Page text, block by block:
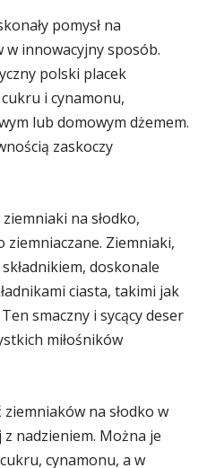
pomysł na
innowacyjny sposób.
polski placek
i cynamonu,
lub domowym dżemem.
zaskoczy
na słodko,
Ziemniaki,
doskonale
ciasta, takimi jak
smaczny i sycący deser
miłośników
na słodko w
nadzieniem. Można je
cynamonu, a w